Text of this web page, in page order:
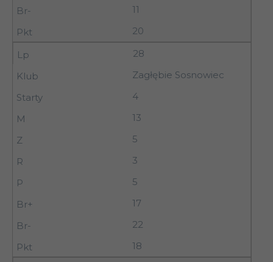
11
20
28
Zagłębie Sosnowiec
4
13
5
3
5
17
22
18